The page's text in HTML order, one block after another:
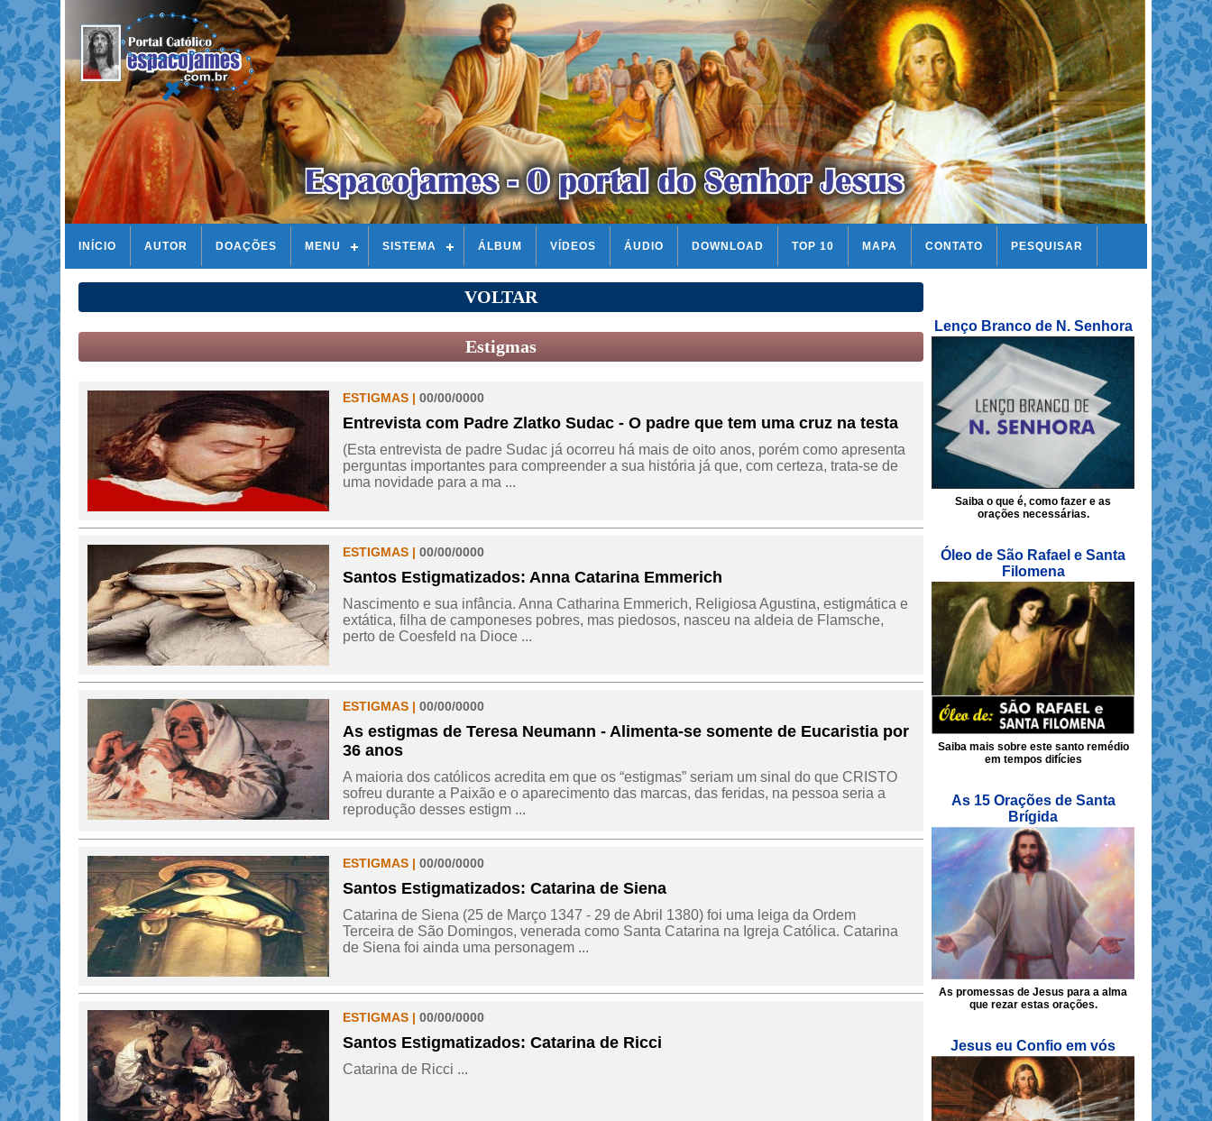
INÍCIO AUTOR DOAÇÕES MENU SISTEMA ÁLBUM VÍDEOS ÁUDIO DOWNLOAD TOP 10 MAPA CONTATO PESQUISAR
VOLTAR
Estigmas
ESTIGMAS | 00/00/0000
Entrevista com Padre Zlatko Sudac - O padre que tem uma cruz na testa
(Esta entrevista de padre Sudac já ocorreu há mais de oito anos, porém como apresenta
perguntas importantes para compreender a sua história já que, com certeza, trata-se de
uma novidade para a ma ...
ESTIGMAS | 00/00/0000
Santos Estigmatizados: Anna Catarina Emmerich
Nascimento e sua infância. Anna Catharina Emmerich, Religiosa Agustina, estigmática e
extática, filha de camponeses pobres, mas piedosos, nasceu na aldeia de Flamsche,
perto de Coesfeld na Dioce ...
ESTIGMAS | 00/00/0000
As estigmas de Teresa Neumann - Alimenta-se somente de Eucaristia por
36 anos
A maioria dos católicos acredita em que os “estigmas” seriam um sinal do que CRISTO
sofreu durante a Paixão e o aparecimento das marcas, das feridas, na pessoa seria a
reprodução desses estigm ...
ESTIGMAS | 00/00/0000
Santos Estigmatizados: Catarina de Siena
Catarina de Siena (25 de Março 1347 - 29 de Abril 1380) foi uma leiga da Ordem
Terceira de São Domingos, venerada como Santa Catarina na Igreja Católica. Catarina
de Siena foi ainda uma personagem ...
ESTIGMAS | 00/00/0000
Santos Estigmatizados: Catarina de Ricci
Catarina de Ricci ...
Lenço Branco de N. Senhora
Saiba o que é, como fazer e as
orações necessárias.
Óleo de São Rafael e Santa
Filomena
Saiba mais sobre este santo remédio
em tempos difícies
As 15 Orações de Santa
Brígida
As promessas de Jesus para a alma
que rezar estas orações.
Jesus eu Confio em vós